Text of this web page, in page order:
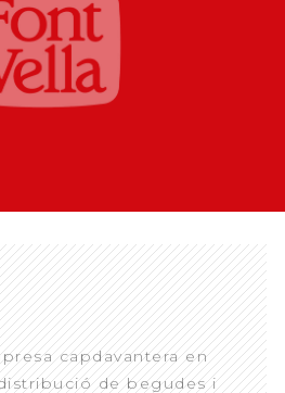
capdavantera en
de begudes i